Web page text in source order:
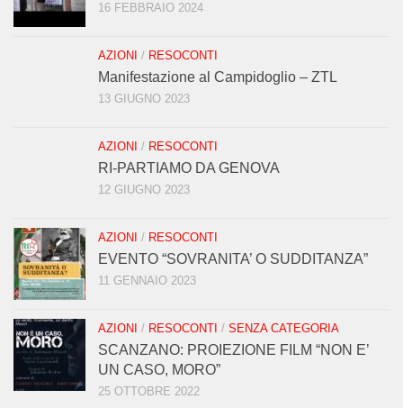
16 FEBBRAIO 2024
AZIONI / RESOCONTI
Manifestazione al Campidoglio – ZTL
13 GIUGNO 2023
AZIONI / RESOCONTI
RI-PARTIAMO DA GENOVA
12 GIUGNO 2023
AZIONI / RESOCONTI
EVENTO “SOVRANITA’ O SUDDITANZA”
11 GENNAIO 2023
AZIONI / RESOCONTI / SENZA CATEGORIA
SCANZANO: PROIEZIONE FILM “NON E’
UN CASO, MORO”
25 OTTOBRE 2022